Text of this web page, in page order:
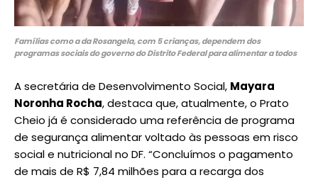
Famílias como a da Rosangela, com 5 crianças, dependem dos
programas sociais do governo do Distrito Federal para alimentar a todos
A secretária de Desenvolvimento Social, Mayara
Noronha Rocha, destaca que, atualmente, o Prato
Cheio já é considerado uma referência de programa
de segurança alimentar voltado às pessoas em risco
social e nutricional no DF. “Concluímos o pagamento
de mais de R$ 7,84 milhões para a recarga dos